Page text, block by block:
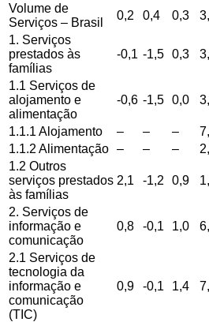
Volume de
Serviços – Brasil
0,2 0,4 0,3
1. Serviços
prestados às
famílias
-0,1 -1,5 0,3
1.1 Serviços de
alojamento e
alimentação
-0,6 -1,5 0,0
1.1.1 Alojamento – – –
1.1.2 Alimentação – – –
1.2 Outros
serviços prestados
às famílias
2,1 -1,2 0,9
2. Serviços de
informação e
comunicação
0,8 -0,1 1,0
2.1 Serviços de
tecnologia da
informação e
comunicação
(TIC)
0,9 -0,1 1,4